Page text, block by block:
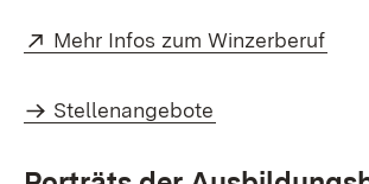
Extern:
Mehr Infos zum Winzerberuf
Stellenangebote